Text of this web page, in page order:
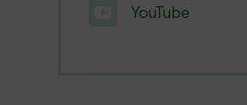
YouTube